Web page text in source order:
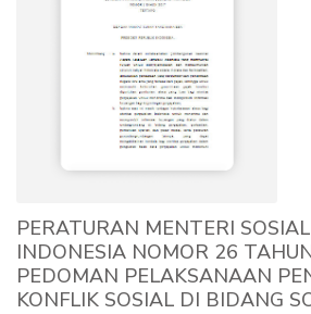
PERATURAN MENTERI
INDONESIA NOMOR 26
PEDOMAN PELAKSANAAN
KONFLIK SOSIAL DI BIDANG